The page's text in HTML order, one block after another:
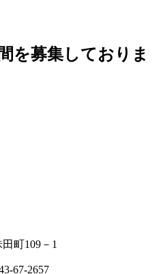
を募集しておりま
町109－1
67-2657